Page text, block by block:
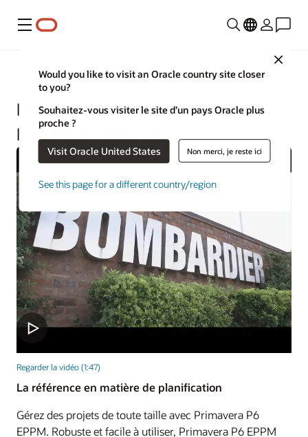
Menu
Close
Would you like to visit an Oracle country site closer
to you?
Souhaitez-vous visiter le site d’un pays Oracle plus
proche ?
Visit Oracle United States Non merci, je reste ici
See this page for a different country/region
Construction et ingénierie
Primavera P6 Enterprise Project
Portfolio Management
Regarder la vidéo (1:47)
La référence en matière de planification
Gérez des projets de toute taille avec Primavera P6
EPPM. Robuste et facile à utiliser, Primavera P6 EPPM